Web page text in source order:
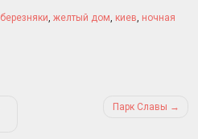
березняки, желтый дом, киев, ночная
Парк Славы